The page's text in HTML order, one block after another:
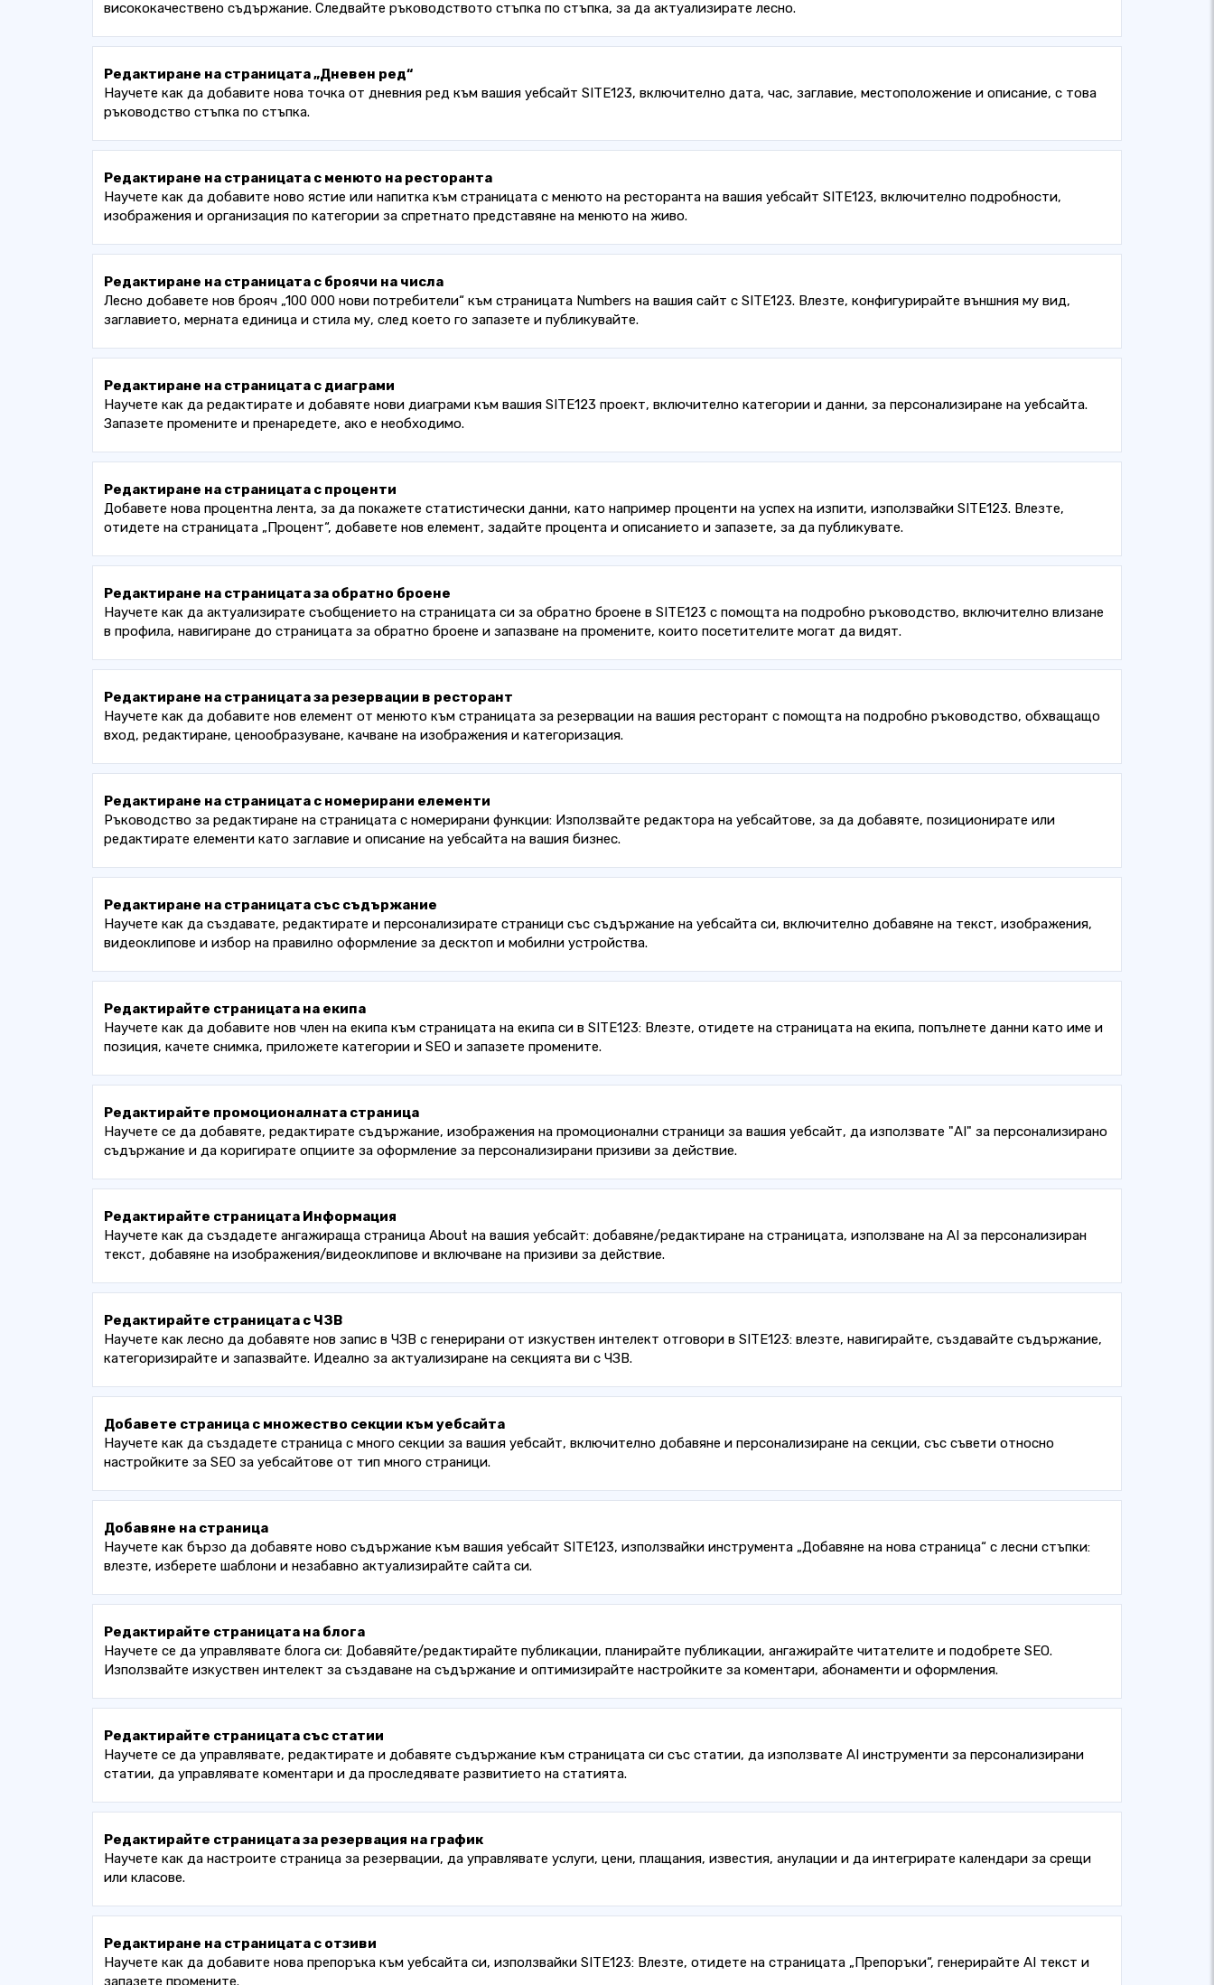
висококачествено съдържание. Следвайте ръководството стъпка по стъпка, за да актуализирате лесно.
Редактиране на страницата „Дневен ред“
Научете как да добавите нова точка от дневния ред към вашия уебсайт SITE123, включително дата, час, заглавие, местоположение и описание, с това
ръководство стъпка по стъпка.
Редактиране на страницата с менюто на ресторанта
Научете как да добавите ново ястие или напитка към страницата с менюто на ресторанта на вашия уебсайт SITE123, включително подробности,
изображения и организация по категории за спретнато представяне на менюто на живо.
Редактиране на страницата с броячи на числа
Лесно добавете нов брояч „100 000 нови потребители“ към страницата Numbers на вашия сайт с SITE123. Влезте, конфигурирайте външния му вид,
заглавието, мерната единица и стила му, след което го запазете и публикувайте.
Редактиране на страницата с диаграми
Научете как да редактирате и добавяте нови диаграми към вашия SITE123 проект, включително категории и данни, за персонализиране на уебсайта.
Запазете промените и пренаредете, ако е необходимо.
Редактиране на страницата с проценти
Добавете нова процентна лента, за да покажете статистически данни, като например проценти на успех на изпити, използвайки SITE123. Влезте,
отидете на страницата „Процент“, добавете нов елемент, задайте процента и описанието и запазете, за да публикувате.
Редактиране на страницата за обратно броене
Научете как да актуализирате съобщението на страницата си за обратно броене в SITE123 с помощта на подробно ръководство, включително влизане
в профила, навигиране до страницата за обратно броене и запазване на промените, които посетителите могат да видят.
Редактиране на страницата за резервации в ресторант
Научете как да добавите нов елемент от менюто към страницата за резервации на вашия ресторант с помощта на подробно ръководство, обхващащо
вход, редактиране, ценообразуване, качване на изображения и категоризация.
Редактиране на страницата с номерирани елементи
Ръководство за редактиране на страницата с номерирани функции: Използвайте редактора на уебсайтове, за да добавяте, позиционирате или
редактирате елементи като заглавие и описание на уебсайта на вашия бизнес.
Редактиране на страницата със съдържание
Научете как да създавате, редактирате и персонализирате страници със съдържание на уебсайта си, включително добавяне на текст, изображения,
видеоклипове и избор на правилно оформление за десктоп и мобилни устройства.
Редактирайте страницата на екипа
Научете как да добавите нов член на екипа към страницата на екипа си в SITE123: Влезте, отидете на страницата на екипа, попълнете данни като име и
позиция, качете снимка, приложете категории и SEO и запазете промените.
Редактирайте промоционалната страница
Научете се да добавяте, редактирате съдържание, изображения на промоционални страници за вашия уебсайт, да използвате "AI" за персонализирано
съдържание и да коригирате опциите за оформление за персонализирани призиви за действие.
Редактирайте страницата Информация
Научете как да създадете ангажираща страница About на вашия уебсайт: добавяне/редактиране на страницата, използване на AI за персонализиран
текст, добавяне на изображения/видеоклипове и включване на призиви за действие.
Редактирайте страницата с ЧЗВ
Научете как лесно да добавяте нов запис в ЧЗВ с генерирани от изкуствен интелект отговори в SITE123: влезте, навигирайте, създавайте съдържание,
категоризирайте и запазвайте. Идеално за актуализиране на секцията ви с ЧЗВ.
Добавете страница с множество секции към уебсайта
Научете как да създадете страница с много секции за вашия уебсайт, включително добавяне и персонализиране на секции, със съвети относно
настройките за SEO за уебсайтове от тип много страници.
Добавяне на страница
Научете как бързо да добавяте ново съдържание към вашия уебсайт SITE123, използвайки инструмента „Добавяне на нова страница“ с лесни стъпки:
влезте, изберете шаблони и незабавно актуализирайте сайта си.
Редактирайте страницата на блога
Научете се да управлявате блога си: Добавяйте/редактирайте публикации, планирайте публикации, ангажирайте читателите и подобрете SEO.
Използвайте изкуствен интелект за създаване на съдържание и оптимизирайте настройките за коментари, абонаменти и оформления.
Редактирайте страницата със статии
Научете се да управлявате, редактирате и добавяте съдържание към страницата си със статии, да използвате AI инструменти за персонализирани
статии, да управлявате коментари и да проследявате развитието на статията.
Редактирайте страницата за резервация на график
Научете как да настроите страница за резервации, да управлявате услуги, цени, плащания, известия, анулации и да интегрирате календари за срещи
или класове.
Редактиране на страницата с отзиви
Научете как да добавите нова препоръка към уебсайта си, използвайки SITE123: Влезте, отидете на страницата „Препоръки“, генерирайте AI текст и
запазете промените.